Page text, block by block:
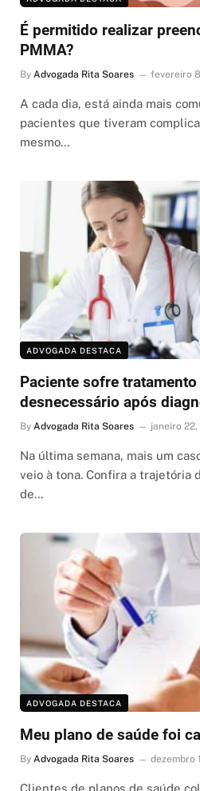
É permitido realizar
PMMA?
By Advogada Rita Soares fevereiro
A cada dia, está ainda mais
pacientes que tiveram
mesmo…
ADVOGADA DESTACA
Paciente sofre
desnecessário após
By Advogada Rita Soares janeiro 22,
Na última semana, mais um
veio à tona. Confira a trajetória
de…
ADVOGADA DESTACA
Meu plano de saúde foi
By Advogada Rita Soares dezembro